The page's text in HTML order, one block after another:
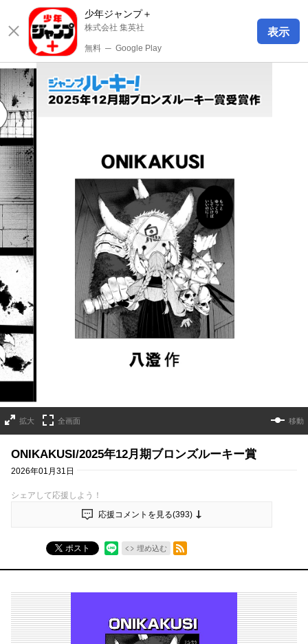
少年ジャンプ＋
株式会社 集英社
無料 ─ Google Play
表示
拡大 全画面 移動
ONIKAKUSI/2025年12月期ブロンズルーキー賞
2026年01月31日
シェアして応援しよう！
応援コメントを見る(393)
ポスト 埋め込む
RSSフィード